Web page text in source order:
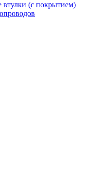
втулки (с покрытием)